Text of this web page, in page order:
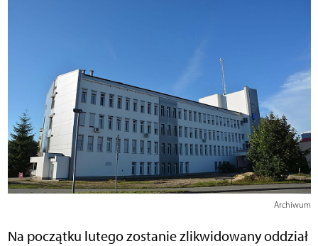
Archiwum
Na początku lutego zostanie zlikwidowany oddział